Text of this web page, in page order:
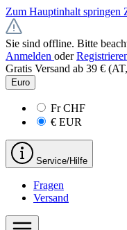
Zum Hauptinhalt springen
Sie sind offline. Bitte
Anmelden oder
Gratis Versand ab 39 €
Euro
FrCHF
€ EUR
Service/Hilfe
Fragen
Versand